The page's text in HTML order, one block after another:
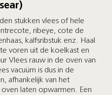
stukken vlees of hele
ribeye, cote de
kalfsribstuk enz. Haal
voren uit de koelkast en
Vlees rauw in de oven van
vacuüm is dus in de
afhankelijk van het
laten opwarmen. Een